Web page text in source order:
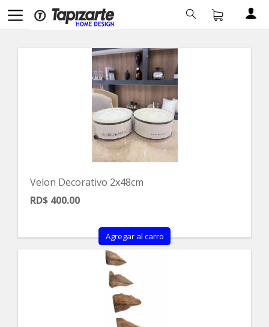
Velon Decorativo 2x48cm
RD$ 400.00
Agregar al carro